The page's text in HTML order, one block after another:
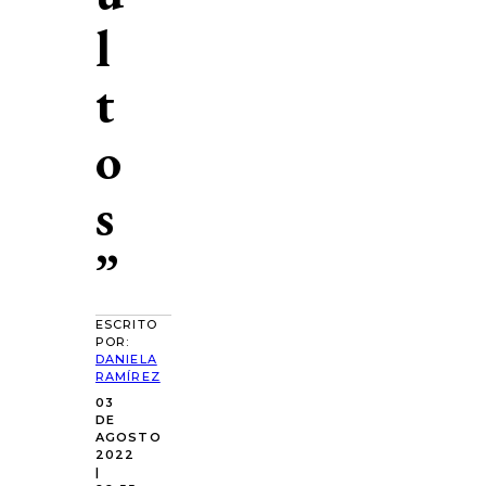
l
t
o
s
”
ESCRITO
POR:
DANIELA
RAMÍREZ
03
DE
AGOSTO
2022
|